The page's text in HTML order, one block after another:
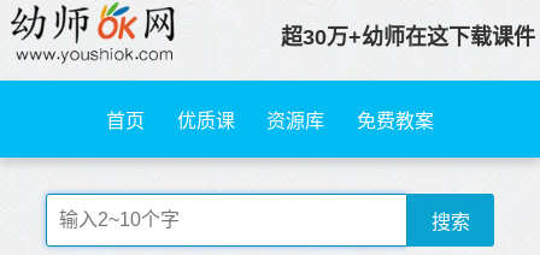
超30万+幼师在这下载课件
首页 优质课 资源库 免费教案
搜索